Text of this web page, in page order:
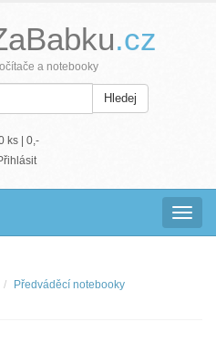
.cz
a notebooky
Hledej
ks | 0,-
Předváděcí notebooky